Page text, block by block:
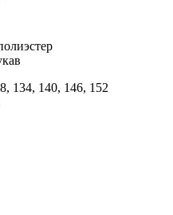
134, 140, 146, 152